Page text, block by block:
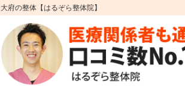
大府の整体【はるぞら整体院】